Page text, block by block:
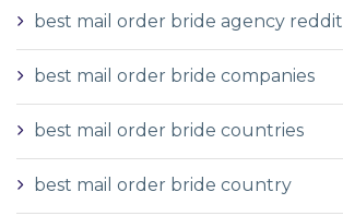
best mail order bride agency reddit
best mail order bride companies
best mail order bride countries
best mail order bride country